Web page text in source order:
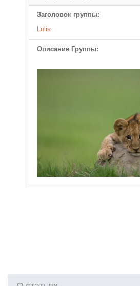
Заголовок группы:
Lolis
Описание Группы: